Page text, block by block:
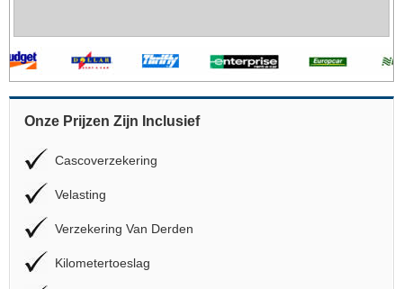
Onze Prijzen Zijn Inclusief
Cascoverzekering
Velasting
Verzekering Van Derden
Kilometertoeslag